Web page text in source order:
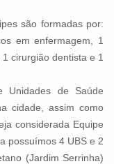
formadas por:
em enfermagem, 1
cirurgião dentista e 1
Unidades de Saúde
cidade, assim como
considerada Equipe
possuímos 4 UBS e 2
(Jardim Serrinha)